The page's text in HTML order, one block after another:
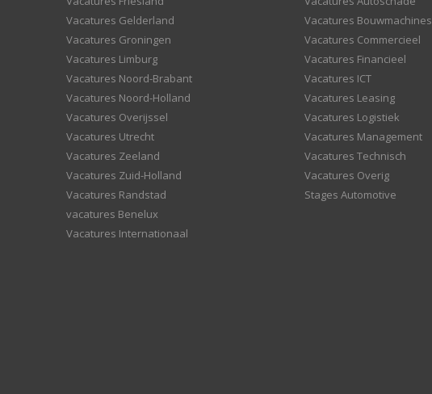
Vacatures Gelderland
Vacatures Groningen
Vacatures Limburg
Vacatures Noord-Brabant
Vacatures Noord-Holland
Vacatures Overijssel
Vacatures Utrecht
Vacatures Zeeland
Vacatures Zuid-Holland
Vacatures Randstad
vacatures Benelux
Vacatures Internationaal
Vacatures Bouwmachines
Vacatures Commercieel
Vacatures Financieel
Vacatures ICT
Vacatures Leasing
Vacatures Logistiek
Vacatures Management
Vacatures Technisch
Vacatures Overig
Stages Automotive